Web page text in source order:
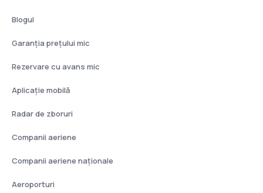
Blogul
Garanția prețului mic
Rezervare cu avans mic
Aplicație mobilă
Radar de zboruri
Companii aeriene
Companii aeriene naţionale
Aeroporturi